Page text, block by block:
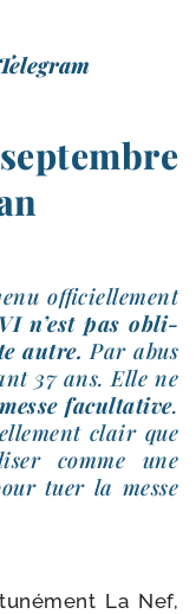
offi­ciel­le­ment
n’est pas obli­
autre. Par abus
37 ans. Elle ne
facul­ta­tive.
clair que
comme une
tuer la messe
La Nef,